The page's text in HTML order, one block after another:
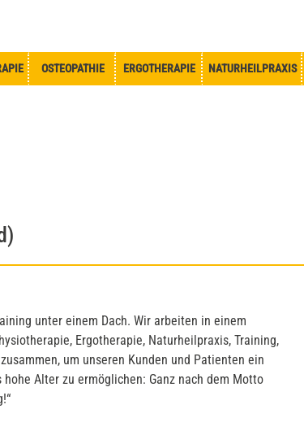
OSTEOPATHIE ERGOTHERAPIE NATURHEILPRAXIS
unter einem Dach. Wir arbeiten in einem
Ergotherapie, Naturheilpraxis, Training,
um unseren Kunden und Patienten ein
Alter zu ermöglichen: Ganz nach dem Motto